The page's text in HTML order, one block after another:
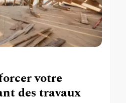
votre
des travaux